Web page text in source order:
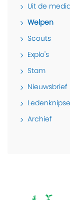
Uit de
Welpen
Scouts
Explo's
Stam
Nieuwsbrief
Archief